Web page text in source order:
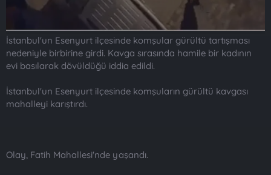
İstanbul'un Esenyurt ilçesinde komşular gürültü tartışması
nedeniyle birbirine girdi. Kavga sırasında hamile bir kadının
evi basılarak dövüldüğü iddia edildi.
İstanbul'un Esenyurt ilçesinde komşuların gürültü kavgası
mahalleyi karıştırdı.
Olay, Fatih Mahallesi'nde yaşandı.